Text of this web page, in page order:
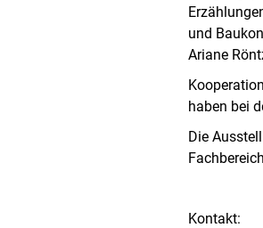
und
Ariane
haben bei
Die
Kontakt: